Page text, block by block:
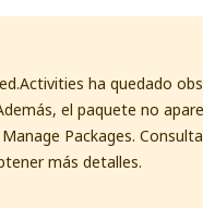
ha quedado
el paquete no
Packages.
más detalles.